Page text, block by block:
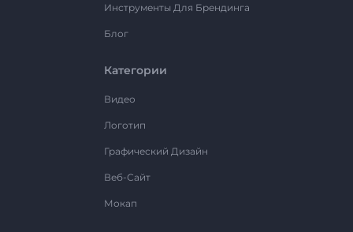
Инструменты Для Брендинга
Блог
Категории
Видео
Логотип
Графический Дизайн
Веб-Сайт
Мокап